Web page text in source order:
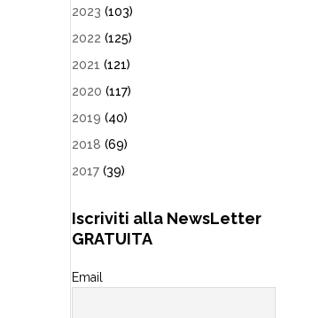
2023 (103)
2022 (125)
2021 (121)
2020 (117)
2019 (40)
2018 (69)
2017 (39)
Iscriviti alla NewsLetter
GRATUITA
Email